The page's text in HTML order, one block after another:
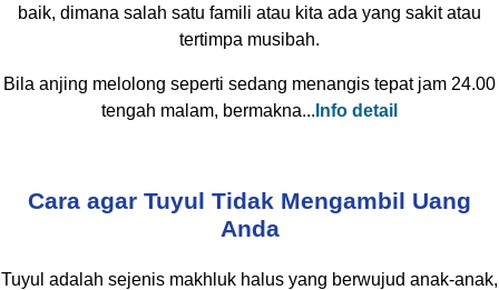
baik, dimana salah satu famili atau kita ada yang sakit atau
tertimpa musibah.
Bila anjing melolong seperti sedang menangis tepat jam 24.00
tengah malam, bermakna... Info detail
Cara agar Tuyul Tidak Mengambil Uang
Anda
Tuyul adalah sejenis makhluk halus yang berwujud anak-anak,